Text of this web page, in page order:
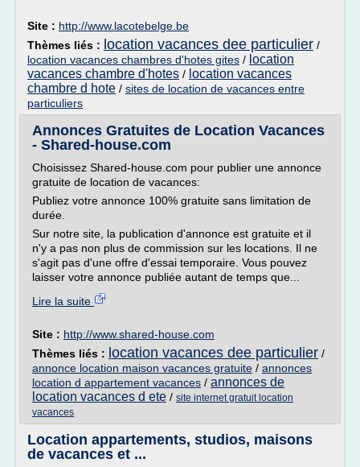
Site : http://www.lacotebelge.be
Thèmes liés : location vacances dee particulier /
location vacances chambres d'hotes gites / location
vacances chambre d'hotes / location vacances
chambre d hote / sites de location de vacances entre
particuliers
Annonces Gratuites de Location Vacances
- Shared-house.com
Choisissez Shared-house.com pour publier une annonce
gratuite de location de vacances:
Publiez votre annonce 100% gratuite sans limitation de
durée.
Sur notre site, la publication d'annonce est gratuite et il
n'y a pas non plus de commission sur les locations. Il ne
s'agit pas d'une offre d'essai temporaire. Vous pouvez
laisser votre annonce publiée autant de temps que...
Lire la suite
Site : http://www.shared-house.com
Thèmes liés : location vacances dee particulier /
annonce location maison vacances gratuite / annonces
location d appartement vacances / annonces de
location vacances d ete / site internet gratuit location
vacances
Location appartements, studios, maisons
de vacances et ...